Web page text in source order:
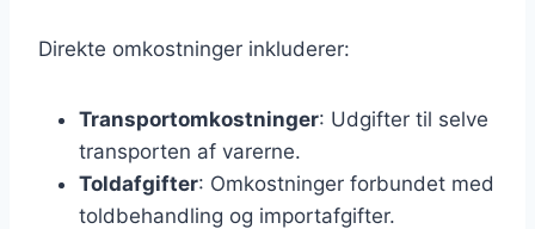
Direkte omkostninger inkluderer:
Transportomkostninger: Udgifter til selve
transporten af varerne.
Toldafgifter: Omkostninger forbundet med
toldbehandling og importafgifter.